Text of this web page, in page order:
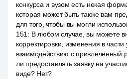
конкурса и вузом есть некая
которая может быть также вам
для того, чтобы вы могли
151 : В любом случае, вы можете
корректировки, изменения в части
взаимодействию с привлечённый
ли предоставлять заявку на
виде? Нет?